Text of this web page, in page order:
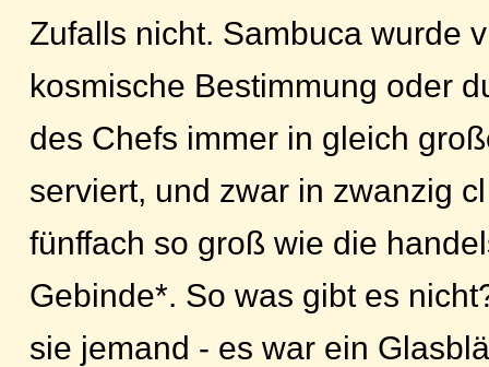
Zufalls nicht. Sambuca wurde
kosmische Bestimmung oder
des Chefs immer in gleich
serviert, und zwar in zwanzig
fünffach so groß wie die
Gebinde*. So was gibt es
sie jemand - es war ein